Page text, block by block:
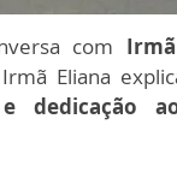
com
Eliana
dedicação